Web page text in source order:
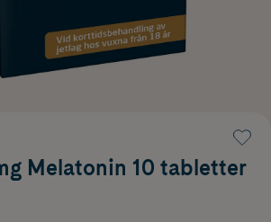
Melatonin 10 tabletter